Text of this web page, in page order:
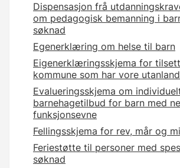
Dispensasjon frå
om pedagogisk bemanning i
søknad
Egenerklæring om helse til barn
Eigenerklæringsskjema for
kommune som har vore
Evalueringsskjema om
barnehagetilbud for barn med
funksjonsevne
Fellingsskjema for rev, mår og
Feriestøtte til personer med
søknad